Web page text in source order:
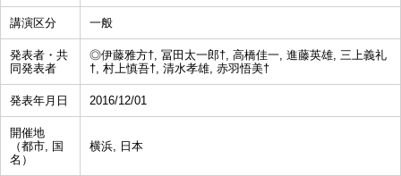
講演区分 一般
発表者・共
同発表者
◎伊藤雅方†, 冨田太一郎†, 高橋佳一, 進藤英雄, 三上義礼
†, 村上慎吾†, 清水孝雄, 赤羽悟美†
発表年月日 2016/12/01
開催地
（都市, 国
名）
横浜, 日本